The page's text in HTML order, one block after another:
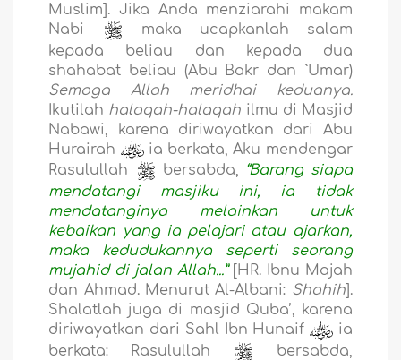
Muslim]. Jika Anda menziarahi makam
Nabi
maka ucapkanlah salam
kepada beliau dan kepada dua
shahabat beliau (Abu Bakr dan `Umar)
Semoga Allah meridhai keduanya.
Ikutilah halaqah-halaqah ilmu di Masjid
Nabawi, karena diriwayatkan dari Abu
Hurairah
ia berkata, Aku mendengar
Rasulullah
bersabda, “Barang siapa
mendatangi masjiku ini, ia tidak
mendatanginya melainkan untuk
kebaikan yang ia pelajari atau ajarkan,
maka kedudukannya seperti seorang
mujahid di jalan Allah...”[HR. Ibnu Majah
dan Ahmad. Menurut Al-Albani: Shahih].
Shalatlah juga di masjid Quba’, karena
diriwayatkan dari Sahl Ibn Hunaif
ia
berkata: Rasulullah
bersabda,